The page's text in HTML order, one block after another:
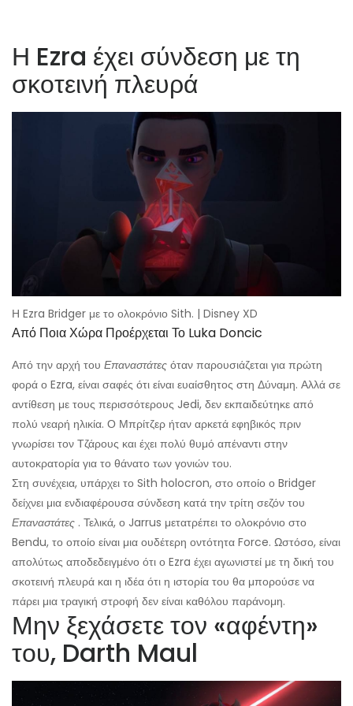
Η Ezra έχει σύνδεση με τη
σκοτεινή πλευρά
Η Ezra Bridger με το ολοκρόνιο Sith. | Disney XD
Από Ποια Χώρα Προέρχεται Το Luka Doncic
Από την αρχή του Επαναστάτες όταν παρουσιάζεται για πρώτη
φορά ο Ezra, είναι σαφές ότι είναι ευαίσθητος στη Δύναμη. Αλλά σε
αντίθεση με τους περισσότερους Jedi, δεν εκπαιδεύτηκε από
πολύ νεαρή ηλικία. Ο Μπρίτζερ ήταν αρκετά εφηβικός πριν
γνωρίσει τον Τζάρους και έχει πολύ θυμό απέναντι στην
αυτοκρατορία για το θάνατο των γονιών του.
Στη συνέχεια, υπάρχει το Sith holocron, στο οποίο ο Bridger
δείχνει μια ενδιαφέρουσα σύνδεση κατά την τρίτη σεζόν του
Επαναστάτες . Τελικά, ο Jarrus μετατρέπει το ολοκρόνιο στο
Bendu, το οποίο είναι μια ουδέτερη οντότητα Force. Ωστόσο, είναι
απολύτως αποδεδειγμένο ότι ο Ezra έχει αγωνιστεί με τη δική του
σκοτεινή πλευρά και η ιδέα ότι η ιστορία του θα μπορούσε να
πάρει μια τραγική στροφή δεν είναι καθόλου παράνομη.
Μην ξεχάσετε τον «αφέντη»
του, Darth Maul